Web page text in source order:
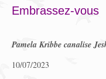
Embrassez-vous
Pamela Kribbe canalise
10/07/2023